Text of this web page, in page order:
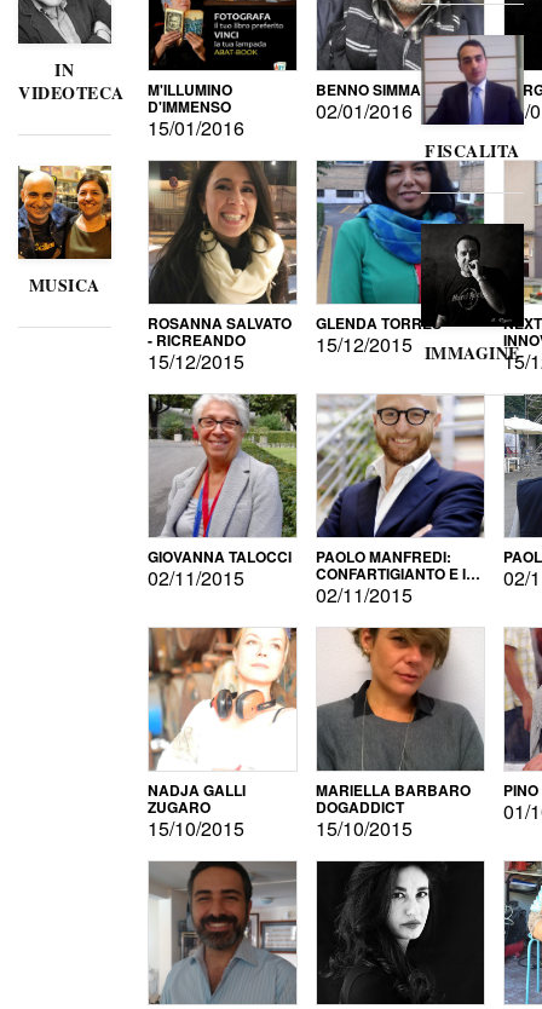
IN
VIDEOTECA
MUSICA
M'ILLUMINO
D'IMMENSO
15/01/2016
BENNO SIMMA
02/01/2016
ROSANNA SALVATO
- RICREANDO
15/12/2015
GLENDA TORRES
15/12/2015
15/
GIOVANNA TALOCCI
02/11/2015
PAOLO MANFREDI:
CONFARTIGIANTO E IL
SONDAGGIO
02/11/2015
02/
NADJA GALLI
ZUGARO
15/10/2015
MARIELLA BARBARO
DOGADDICT
15/10/2015
01/
FISCALITA
IMMAGINE